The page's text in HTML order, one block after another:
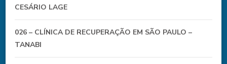
CESÁRIO LAGE
026 – CLÍNICA DE RECUPERAÇÃO EM SÃO PAULO –
TANABI